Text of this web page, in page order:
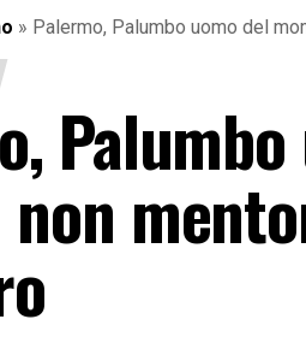
» Palermo, Palumbo uomo del